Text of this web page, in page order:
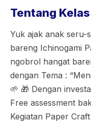
Tentang
Yuk ajak anak seru-
bareng Ichinogami
ngobrol hangat
dengan Tema :
🌱 🎁 Dengan
Free assessment
Kegiatan Paper